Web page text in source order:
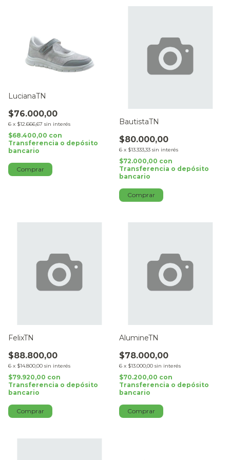
LucianaTN
$76.000,00
6 x $12.666,67 sin interés
$68.400,00 con
Transferencia o depósito
bancario
Comprar
BautistaTN
$80.000,00
6 x $13.333,33 sin interés
$72.000,00 con
Transferencia o depósito
bancario
Comprar
FelixTN
$88.800,00
6 x $14.800,00 sin interés
$79.920,00 con
Transferencia o depósito
bancario
Comprar
AlumineTN
$78.000,00
6 x $13.000,00 sin interés
$70.200,00 con
Transferencia o depósito
bancario
Comprar